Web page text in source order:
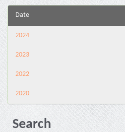
Date
2024
2023
2022
2020
Search